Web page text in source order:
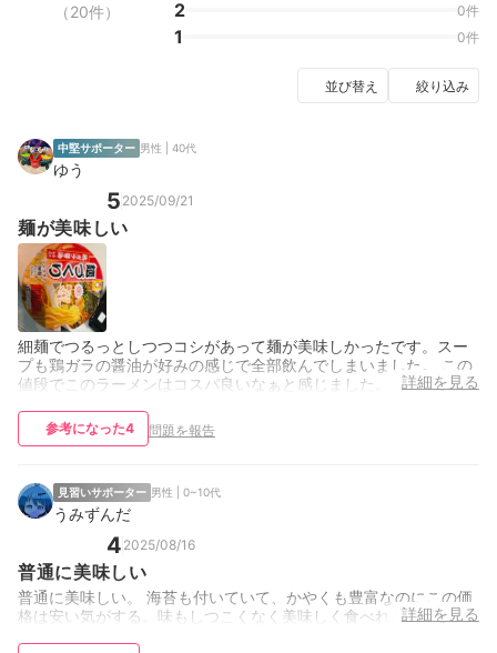
（20件） 2 0件
1 0件
並び替え 絞り込み
中堅サポーター 男性 | 40代
ゆう
5 2025/09/21
麺が美味しい
細麺でつるっとしつつコシがあって麺が美味しかったです。スー
プも鶏ガラの醤油が好みの感じで全部飲んでしまいました。 この
値段でこのラーメンはコスパ良いなぁと感じました。
詳細を見る
参考になった4 問題を報告
見習いサポーター 男性 | 0~10代
うみずんだ
4 2025/08/16
普通に美味しい
普通に美味しい。 海苔も付いていて、かやくも豊富なのにこの価
格は安い気がする。味もしつこくなく美味しく食べれる。詳細を見る